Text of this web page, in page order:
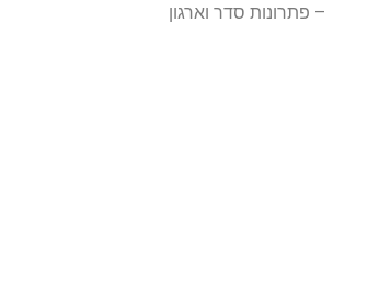
– פתרונות סדר וארגון